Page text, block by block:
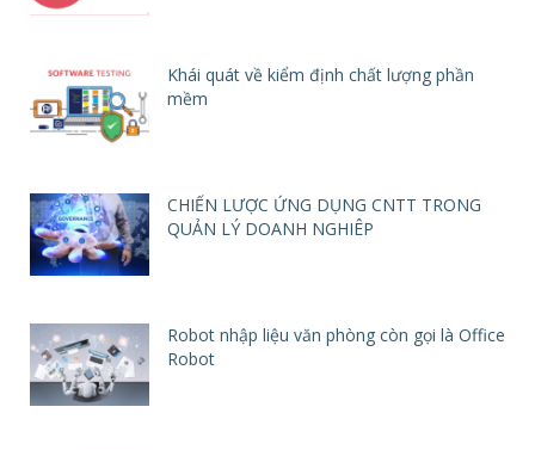
Khái quát về kiểm định chất lượng phần
mềm
CHIẾN LƯỢC ỨNG DỤNG CNTT TRONG
QUẢN LÝ DOANH NGHIÊP
Robot nhập liệu văn phòng còn gọi là Office
Robot